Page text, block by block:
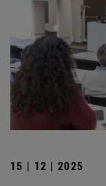
15 | 12 | 2025